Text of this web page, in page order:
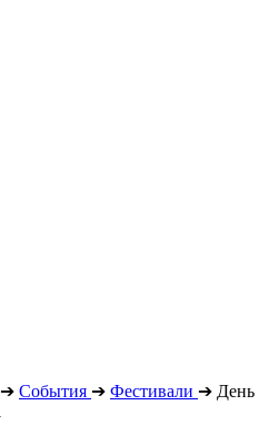
➔ События ➔ Фестивали ➔ День